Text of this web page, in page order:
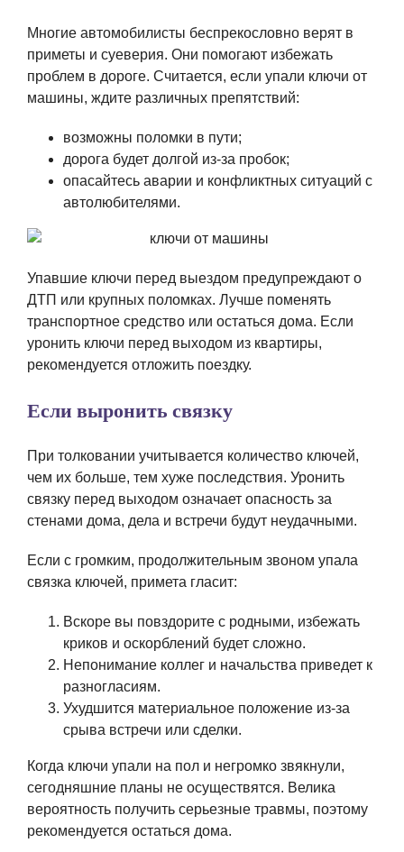
Многие автомобилисты беспрекословно верят в
приметы и суеверия. Они помогают избежать
проблем в дороге. Считается, если упали ключи от
машины, ждите различных препятствий:
возможны поломки в пути;
дорога будет долгой из-за пробок;
опасайтесь аварии и конфликтных ситуаций с
автолюбителями.
Упавшие ключи перед выездом предупреждают о
ДТП или крупных поломках. Лучше поменять
транспортное средство или остаться дома. Если
уронить ключи перед выходом из квартиры,
рекомендуется отложить поездку.
Если выронить связку
При толковании учитывается количество ключей,
чем их больше, тем хуже последствия. Уронить
связку перед выходом означает опасность за
стенами дома, дела и встречи будут неудачными.
Если с громким, продолжительным звоном упала
связка ключей, примета гласит:
Вскоре вы повздорите с родными, избежать
криков и оскорблений будет сложно.
Непонимание коллег и начальства приведет к
разногласиям.
Ухудшится материальное положение из-за
срыва встречи или сделки.
Когда ключи упали на пол и негромко звякнули,
сегодняшние планы не осуществятся. Велика
вероятность получить серьезные травмы, поэтому
рекомендуется остаться дома.